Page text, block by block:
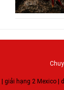
| giải hạng 2 Mexico |